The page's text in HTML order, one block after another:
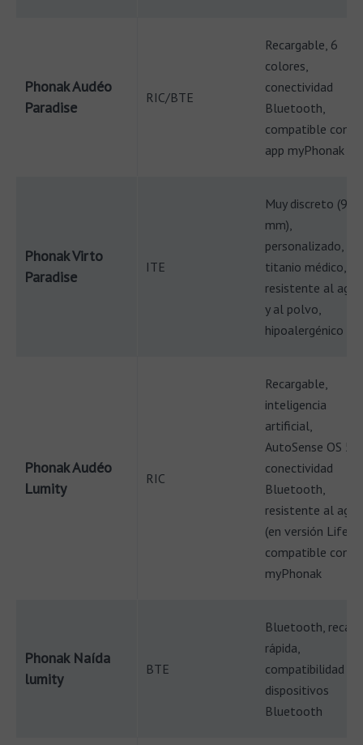
Phonak Audéo
Paradise
RIC/BTE
Recargable, 6
colores,
conectividad
Bluetooth,
compatible con
app myPhonak
Phonak Virto
Paradise
ITE
Muy discreto
mm),
personalizado,
titanio médico,
resistente al agua
y al polvo,
hipoalergénico
Phonak Audéo
Lumity
RIC
Recargable,
inteligencia
artificial,
AutoSense OS
conectividad
Bluetooth,
resistente al agua
(en versión Life),
compatible con
myPhonak
Phonak Naída
lumity
BTE
Bluetooth,
rápida,
compatibilidad
dispositivos
Bluetooth